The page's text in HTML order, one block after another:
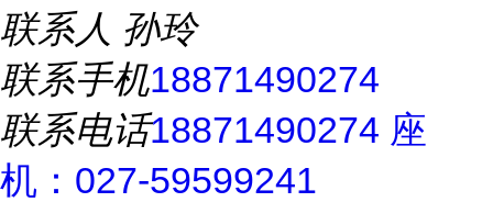
联系人 孙玲
联系手机18871490274
联系电话18871490274 座
机：027-59599241